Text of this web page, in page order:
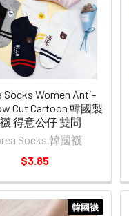
Socks Women Anti-
Cut Cartoon 韓國製
得意公仔 雙間
Socks 韓國襪
$3.85
韓國襪